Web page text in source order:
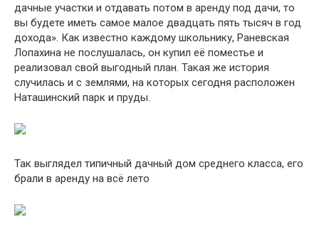
дачные участки и отдавать потом в аренду под дачи, то
вы будете иметь самое малое двадцать пять тысяч в год
дохода». Как известно каждому школьнику, Раневская
Лопахина не послушалась, он купил её поместье и
реализовал свой выгодный план. Такая же история
случилась и с землями, на которых сегодня расположен
Наташинский парк и пруды.
Так выглядел типичный дачный дом среднего класса, его
брали в аренду на всё лето